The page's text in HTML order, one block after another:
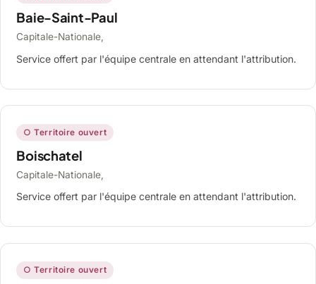
Baie-Saint-Paul
Capitale-Nationale,
Service offert par l'équipe centrale en attendant l'attribution.
○ Territoire ouvert
Boischatel
Capitale-Nationale,
Service offert par l'équipe centrale en attendant l'attribution.
○ Territoire ouvert